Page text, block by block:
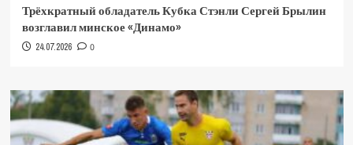
Трёхкратный обладатель Кубка Стэнли Сергей Брылин
возглавил минское «Динамо»
24.07.2026 0